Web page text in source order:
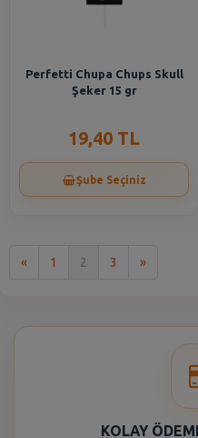
Perfetti Chupa Chups Skull
Şeker 15 gr
19,40 TL
Şube Seçiniz
« 1 2 3 »Son
KOLAY